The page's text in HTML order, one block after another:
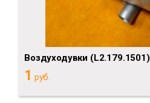
Воздуходувки (L2.179.1501)
1 руб.